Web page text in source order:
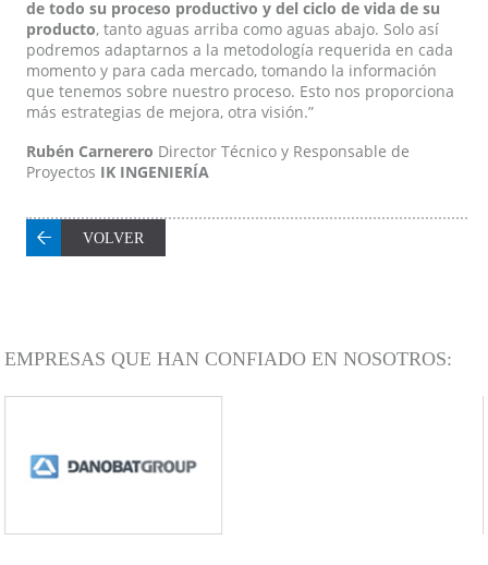
de todo su proceso productivo y del ciclo de vida de su
producto, tanto aguas arriba como aguas abajo. Solo así
podremos adaptarnos a la metodología requerida en cada
momento y para cada mercado, tomando la información
que tenemos sobre nuestro proceso. Esto nos proporciona
más estrategias de mejora, otra visión.”
Rubén Carnerero Director Técnico y Responsable de
Proyectos IK INGENIERÍA
VOLVER
EMPRESAS QUE HAN CONFIADO EN NOSOTROS: